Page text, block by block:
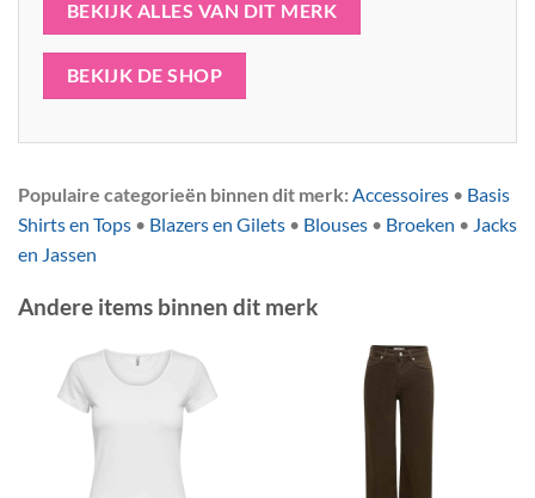
BEKIJK ALLES VAN DIT MERK
BEKIJK DE SHOP
Populaire categorieën binnen dit merk: Accessoires • Basis
Shirts en Tops • Blazers en Gilets • Blouses • Broeken • Jacks
en Jassen
Andere items binnen dit merk